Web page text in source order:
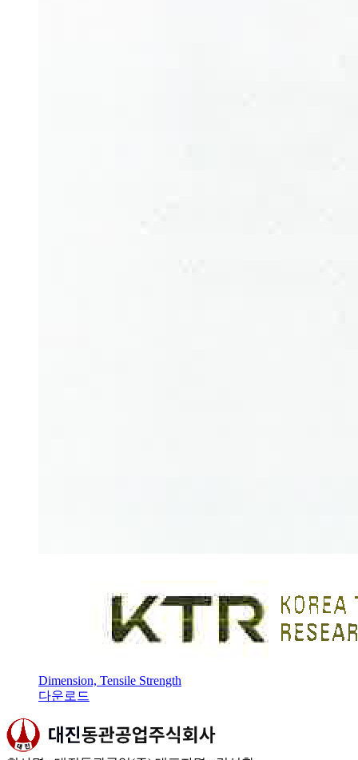
Dimension, Tensile Strength
다운로드